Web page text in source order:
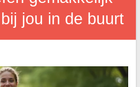
jou in de buurt